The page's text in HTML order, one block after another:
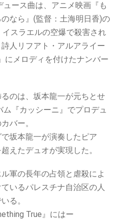
ュース曲は、アニメ映画『も
なら』(監督：土海明日香)の
スラエルの空爆で殺害され
人リフアト・アルアライー
にメロディを付けたナンバー
のは、坂本龍一が元ちとせ
『カッシーニ』でプロデュ
バー。
坂本龍一が演奏したピア
えたデュオが実現した。
軍の長年の占領と虐殺によ
いるパレスチナ自治区の人
る。
True』にはー